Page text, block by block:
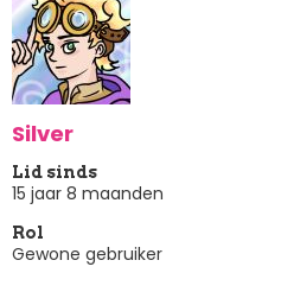
Silver
Lid sinds
15 jaar 8 maanden
Rol
Gewone gebruiker